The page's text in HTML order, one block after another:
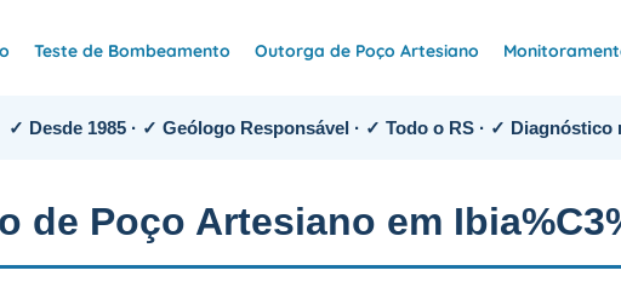
Teste de Bombeamento Outorga de Poço Artesiano
✓ Desde 1985 · ✓ Geólogo Responsável · ✓ Todo o RS · ✓ Diagnóstico
de Poço Artesiano em